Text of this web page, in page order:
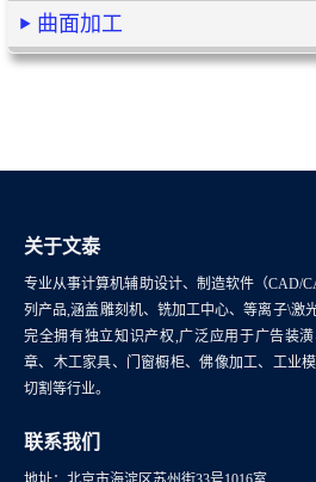
曲面加工
关于文泰
专业从事计算机辅助设计、制造软件（CAD/
列产品,涵盖雕刻机、铣加工中心、等离子\激
完全拥有独立知识产权,广泛应用于广告装
章、木工家具、门窗橱柜、佛像加工、工业
切割等行业。
联系我们